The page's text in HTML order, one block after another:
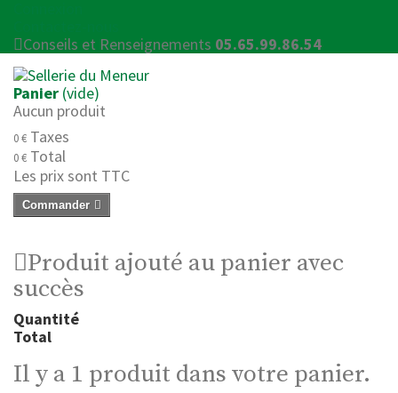
Conseils et Renseignements 05.65.99.86.54
Panier (vide)
Aucun produit
0 € Taxes
0 € Total
Les prix sont TTC
Commander
Produit ajouté au panier avec
succès
Quantité
Total
Il y a 1 produit dans votre panier.